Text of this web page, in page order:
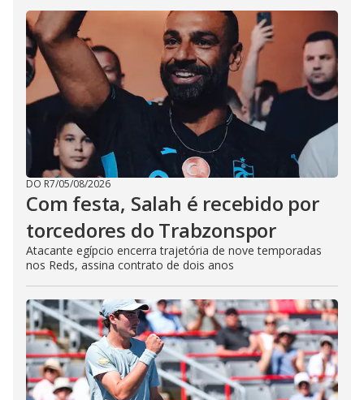
DO R7/05/08/2026
Com festa, Salah é recebido por
torcedores do Trabzonspor
Atacante egípcio encerra trajetória de nove temporadas
nos Reds, assina contrato de dois anos